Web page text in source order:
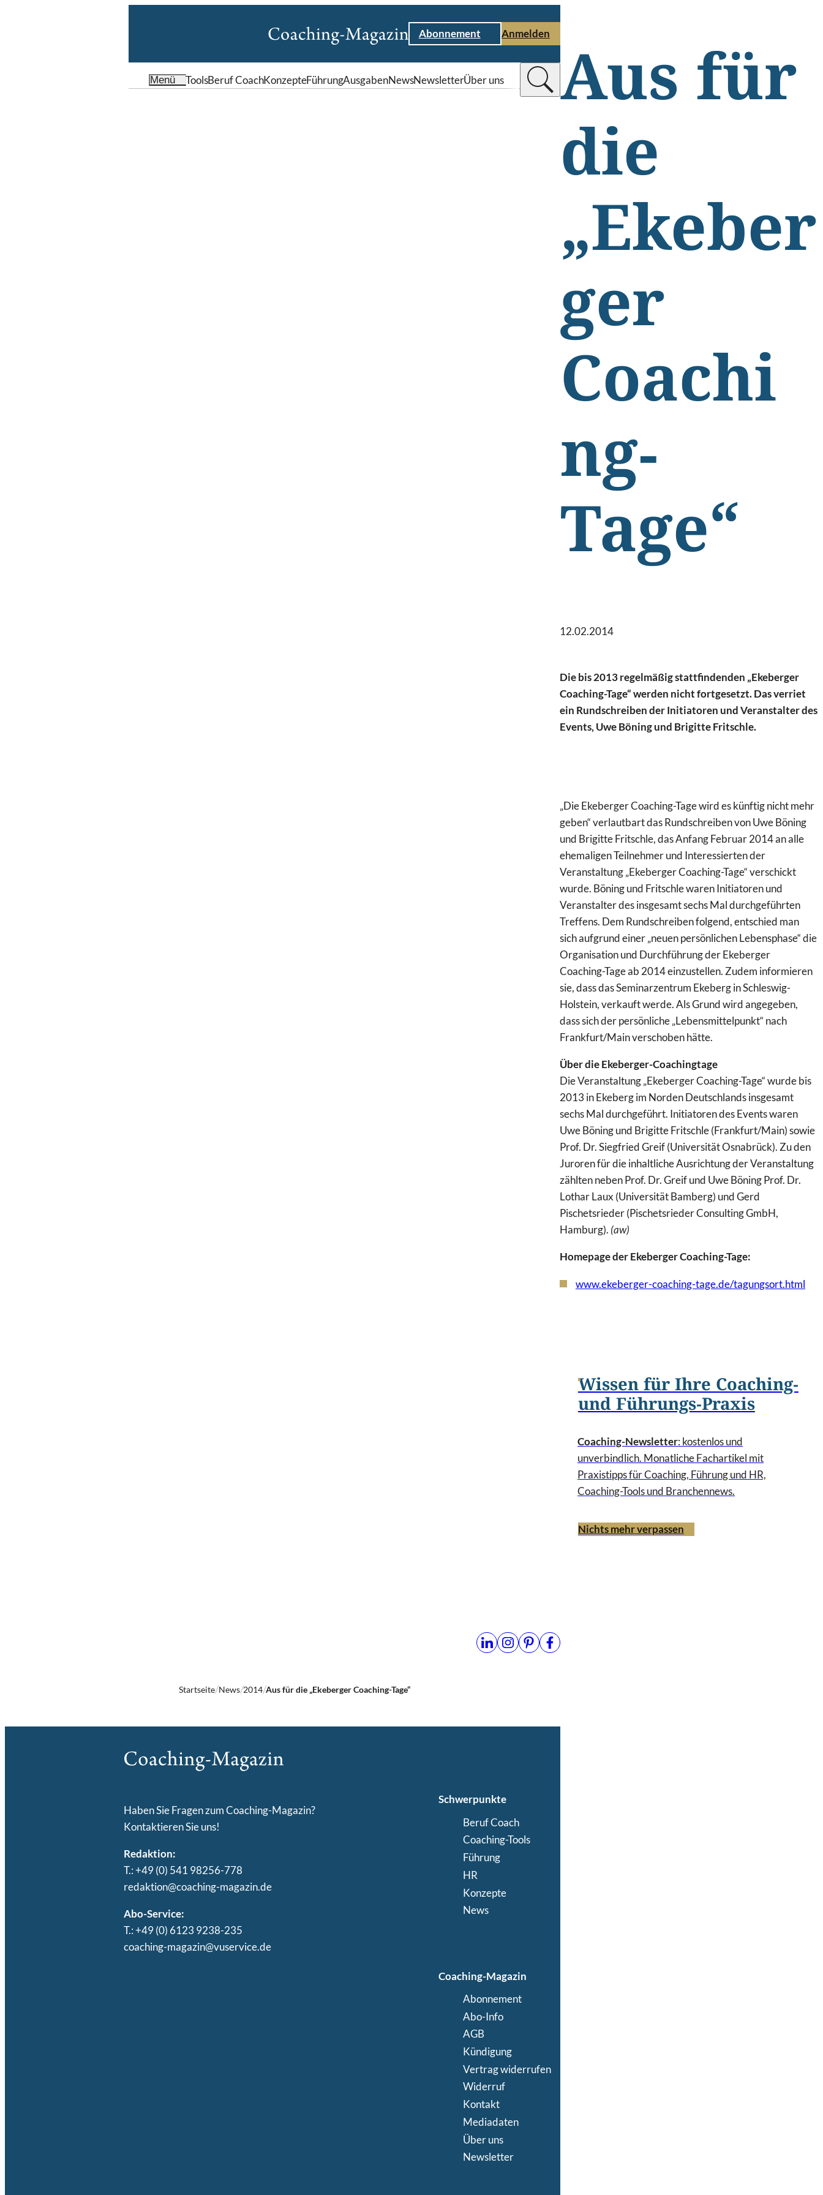
Abonnement Anmelden
Menü ToolsBeruf CoachKonzepteFührungAusgabenNewsNewsletterÜber uns
Aus für
die
„Ekeber
ger
Coachi
ng-
Tage“
12.02.2014
Die bis 2013 regelmäßig stattfindenden „Ekeberger
Coaching-Tage“ werden nicht fortgesetzt. Das verriet
ein Rundschreiben der Initiatoren und Veranstalter des
Events, Uwe Böning und Brigitte Fritschle.
„Die Ekeberger Coaching-Tage wird es künftig nicht mehr
geben“ verlautbart das Rundschreiben von Uwe Böning
und Brigitte Fritschle, das Anfang Februar 2014 an alle
ehemaligen Teilnehmer und Interessierten der
Veranstaltung „Ekeberger Coaching-Tage“ verschickt
wurde. Böning und Fritschle waren Initiatoren und
Veranstalter des insgesamt sechs Mal durchgeführten
Treffens. Dem Rundschreiben folgend, entschied man
sich aufgrund einer „neuen persönlichen Lebensphase“ die
Organisation und Durchführung der Ekeberger
Coaching-Tage ab 2014 einzustellen. Zudem informieren
sie, dass das Seminarzentrum Ekeberg in Schleswig-
Holstein, verkauft werde. Als Grund wird angegeben,
dass sich der persönliche „Lebensmittelpunkt“ nach
Frankfurt/Main verschoben hätte.
Über die Ekeberger-Coachingtage
Die Veranstaltung „Ekeberger Coaching-Tage“ wurde bis
2013 in Ekeberg im Norden Deutschlands insgesamt
sechs Mal durchgeführt. Initiatoren des Events waren
Uwe Böning und Brigitte Fritschle (Frankfurt/Main) sowie
Prof. Dr. Siegfried Greif (Universität Osnabrück). Zu den
Juroren für die inhaltliche Ausrichtung der Veranstaltung
zählten neben Prof. Dr. Greif und Uwe Böning Prof. Dr.
Lothar Laux (Universität Bamberg) und Gerd
Pischetsrieder (Pischetsrieder Consulting GmbH,
Hamburg). (aw)
Homepage der Ekeberger Coaching-Tage:
www.ekeberger-coaching-tage.de/tagungsort.html
Wissen für Ihre Coaching-
und Führungs-Praxis
Coaching-Newsletter: kostenlos und
unverbindlich. Monatliche Fachartikel mit
Praxistipps für Coaching, Führung und HR,
Coaching-Tools und Branchennews.
Nichts mehr verpassen
Startseite News 2014 Aus für die „Ekeberger Coaching-Tage“
Haben Sie Fragen zum Coaching-Magazin?
Kontaktieren Sie uns!
Redaktion:
T.: +49 (0) 541 98256-778
redaktion@coaching-magazin.de
Abo-Service:
T.: +49 (0) 6123 9238-235
coaching-magazin@vuservice.de
Schwerpunkte
Beruf Coach
Coaching-Tools
Führung
HR
Konzepte
News
Coaching-Magazin
Abonnement
Abo-Info
AGB
Kündigung
Vertrag widerrufen
Widerruf
Kontakt
Mediadaten
Über uns
Newsletter